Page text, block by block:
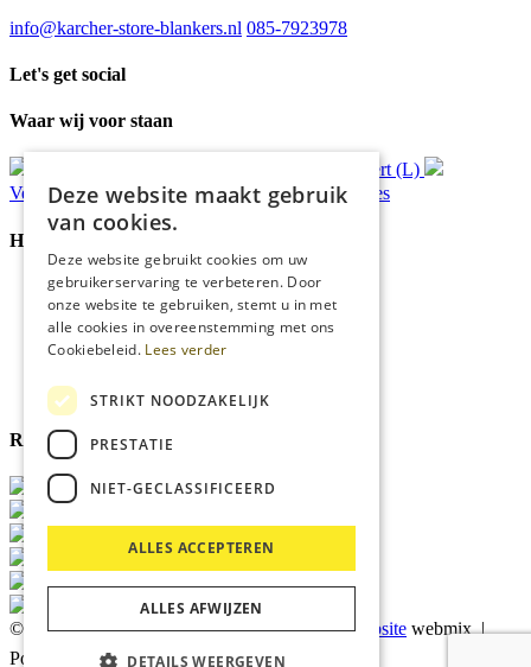
info@karcher-store-blankers.nl 085-7923978
Let's get social
Waar wij voor staan
Ophalen in Echt of Weert (L)
Verzondenbinnen 48 uur* Persoonlijkadvies
Handige Links
Home
Klantenservice
Over ons
Blog
Cookies
Reviewmerk
© 2026 Kärcher Store Blankers |Maatwerk website webmix |
Powered by
Marker Media
Deze website maakt gebruik
van cookies.
Deze website gebruikt cookies om uw
gebruikerservaring te verbeteren. Door
onze website te gebruiken, stemt u in met
alle cookies in overeenstemming met ons
Cookiebeleid. Lees verder
STRIKT NOODZAKELIJK
PRESTATIE
NIET-GECLASSIFICEERD
ALLES ACCEPTEREN
ALLES AFWIJZEN
DETAILS WEERGEVEN